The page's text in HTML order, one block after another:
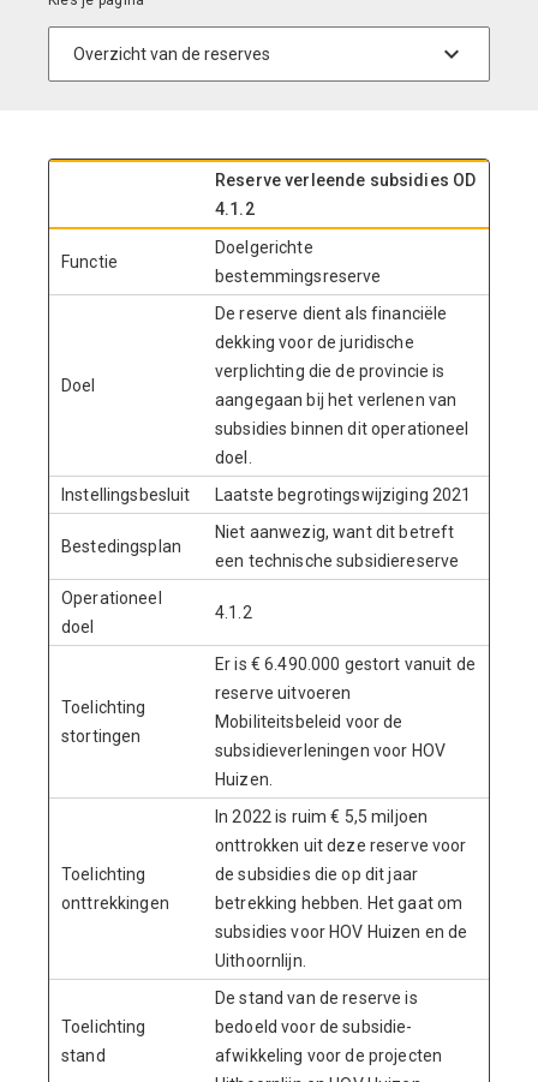
Reserve verleende subsidies OD
4.1.2
Functie
Doelgerichte
bestemmingsreserve
Doel
De reserve dient als financiële
dekking voor de juridische
verplichting die de provincie is
aangegaan bij het verlenen van
subsidies binnen dit operationeel
doel.
Instellingsbesluit
Laatste begrotingswijziging 2021
Bestedingsplan
Niet aanwezig, want dit betreft
een technische subsidiereserve
Operationeel
doel
4.1.2
Toelichting
stortingen
Er is € 6.490.000 gestort vanuit de
reserve uitvoeren
Mobiliteitsbeleid voor de
subsidieverleningen voor HOV
Huizen.
Toelichting
onttrekkingen
In 2022 is ruim € 5,5 miljoen
onttrokken uit deze reserve voor
de subsidies die op dit jaar
betrekking hebben. Het gaat om
subsidies voor HOV Huizen en de
Uithoornlijn.
Toelichting
stand
De stand van de reserve is
bedoeld voor de subsidie-
afwikkeling voor de projecten